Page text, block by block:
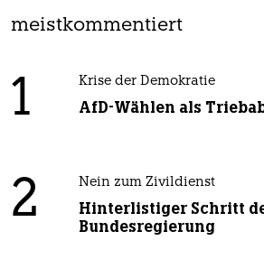
meistkommentiert
1 Krise der Demokratie
AfD-Wählen als
2 Nein zum Zivildienst
Hinterlistiger Schritt
Bundesregierung